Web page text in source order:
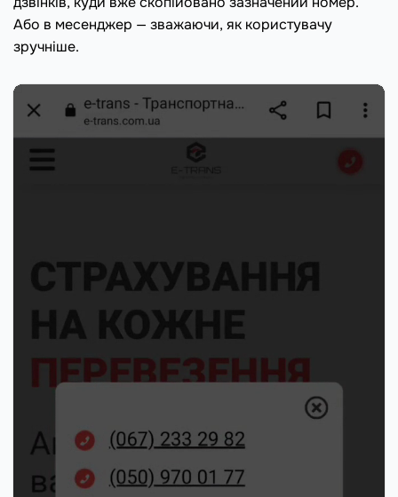
Або в месенджер — зважаючи, як користувачу
зручніше.